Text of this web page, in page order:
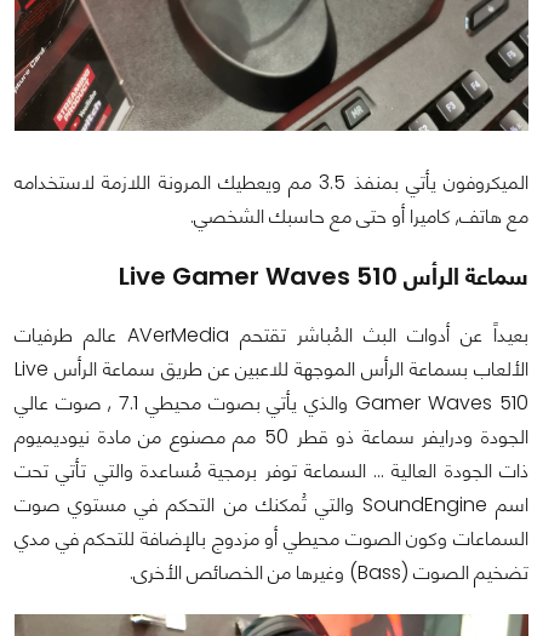
الميكروفون يأتي بمنفذ 3.5 مم ويعطيك المرونة اللازمة لاستخدامه
مع هاتف, كاميرا أو حتى مع حاسبك الشخصي.
سماعة الرأس Live Gamer Waves 510
بعيداً عن أدوات البث المُباشر تقتحم AVerMedia عالم طرفيات
الألعاب بسماعة الرأس الموجهة للاعبين عن طريق سماعة الرأس Live
Gamer Waves 510 والذي يأتي بصوت محيطي 7.1 , صوت عالي
الجودة ودرايفر سماعة ذو قطر 50 مم مصنوع من مادة نيوديميوم
ذات الجودة العالية ... السماعة توفر برمجية مُساعدة والتي تأتي تحت
اسم SoundEngine والتي تُمكنك من التحكم في مستوي صوت
السماعات وكون الصوت محيطي أو مزدوج بالإضافة للتحكم في مدي
تضخيم الصوت (Bass) وغيرها من الخصائص الأخرى.